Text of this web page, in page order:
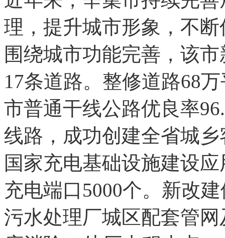
理，提升城市形象，不
围绕城市功能完善，该
17条道路。整修道路68
市普通干线公路优良率
线路，成功创建全省城
国家充电基础设施建设
充电端口5000个。新改
污水处理厂城区配套管